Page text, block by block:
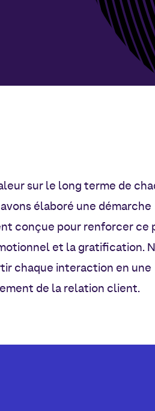
sur le long terme de
élaboré une démarche
conçue pour renforcer ce
et la gratification.
chaque interaction en une
de la relation client.